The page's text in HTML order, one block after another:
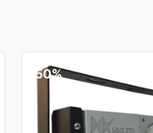
-50%
ĐÈN PHA LED
P03 – CÔNG SUẤT
Công suất: 100W
Hiệu suất chiếu sáng: